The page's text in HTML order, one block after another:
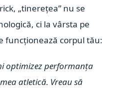
„tinerețea” nu se
ci la vârsta pe
funcționează corpul tău:
optimizez performanța
atletică. Vreau să